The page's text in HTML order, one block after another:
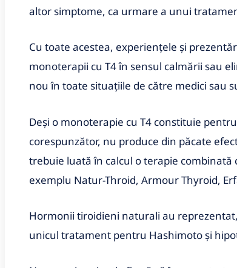
altor simptome, ca urmare a unui
Cu toate acestea, experienţele şi
monoterapii cu T4 în sensul calmării sau
nou în toate situaţiile de către medici sau
Deşi o monoterapie cu T4 constituie
corespunzător, nu produce din păcate
trebuie luată în calcul o terapie
exemplu Natur-Throid, Armour Thyroid,
Hormonii tiroidieni naturali au
unicul tratament pentru Hashimoto şi